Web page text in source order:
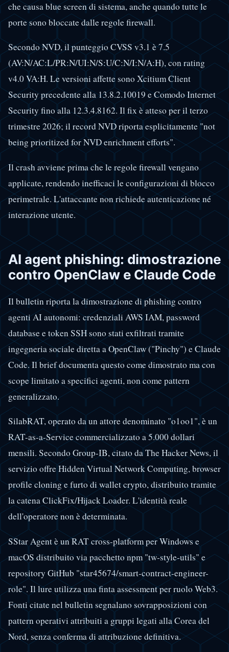
che causa blue screen di sistema, anche quando tutte le
porte sono bloccate dalle regole firewall.
Secondo NVD, il punteggio CVSS v3.1 è 7.5
(AV:N/AC:L/PR:N/UI:N/S:U/C:N/I:N/A:H), con rating
v4.0 VA:H. Le versioni affette sono Xcitium Client
Security precedente alla 13.8.2.10019 e Comodo Internet
Security fino alla 12.3.4.8162. Il fix è atteso per il terzo
trimestre 2026; il record NVD riporta esplicitamente "not
being prioritized for NVD enrichment efforts".
Il crash avviene prima che le regole firewall vengano
applicate, rendendo inefficaci le configurazioni di blocco
perimetrale. L'attaccante non richiede autenticazione né
interazione utente.
AI agent phishing: dimostrazione
contro OpenClaw e Claude Code
Il bulletin riporta la dimostrazione di phishing contro
agenti AI autonomi: credenziali AWS IAM, password
database e token SSH sono stati exfiltrati tramite
ingegneria sociale diretta a OpenClaw ("Pinchy") e Claude
Code. Il brief documenta questo come dimostrato ma con
scope limitato a specifici agenti, non come pattern
generalizzato.
SilabRAT, operato da un attore denominato "o1oo1", è un
RAT-as-a-Service commercializzato a 5.000 dollari
mensili. Secondo Group-IB, citato da The Hacker News, il
servizio offre Hidden Virtual Network Computing, browser
profile cloning e furto di wallet crypto, distribuito tramite
la catena ClickFix/Hijack Loader. L'identità reale
dell'operatore non è determinata.
SStar Agent è un RAT cross-platform per Windows e
macOS distribuito via pacchetto npm "tw-style-utils" e
repository GitHub "star45674/smart-contract-engineer-
role". Il lure utilizza una finta assessment per ruolo Web3.
Fonti citate nel bulletin segnalano sovrapposizioni con
pattern operativi attribuiti a gruppi legati alla Corea del
Nord, senza conferma di attribuzione definitiva.